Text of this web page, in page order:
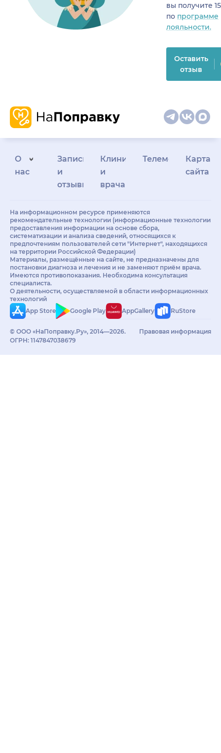
вы получите
по программе
лояльности.
Оставить
отзыв
О
нас
Запись
и
отзывы
Клиникам
и
врачам
Телемедицина
Карта
сайта
На информационном ресурсе применяются
рекомендательные технологии (информационные технологии
предоставления информации на основе сбора,
систематизации и анализа сведений, относящихся к
предпочтениям пользователей сети "Интернет", находящихся
на территории Российской Федерации)
Материалы, размещённые на сайте, не предназначены для
постановки диагноза и лечения и не заменяют приём врача.
Имеются противопоказания. Необходима консультация
специалиста.
О деятельности, осуществляемой в области информационных
технологий
App Store
Google Play AppGallery RuStore
© ООО «НаПоправку.Ру», 2014—2026.
ОГРН: 1147847038679
Правовая информация